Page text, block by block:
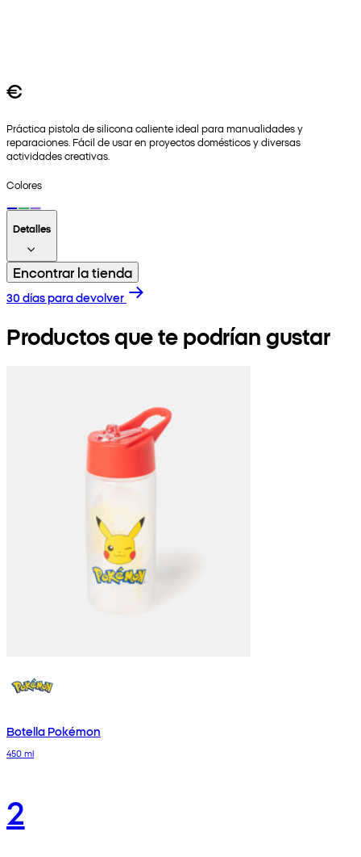
€
Práctica pistola de silicona caliente ideal para manualidades y
reparaciones. Fácil de usar en proyectos domésticos y diversas
actividades creativas.
Colores
Detalles
Encontrar la tienda
30 días para devolver
Productos que te podrían gustar
Botella Pokémon
450 ml
2